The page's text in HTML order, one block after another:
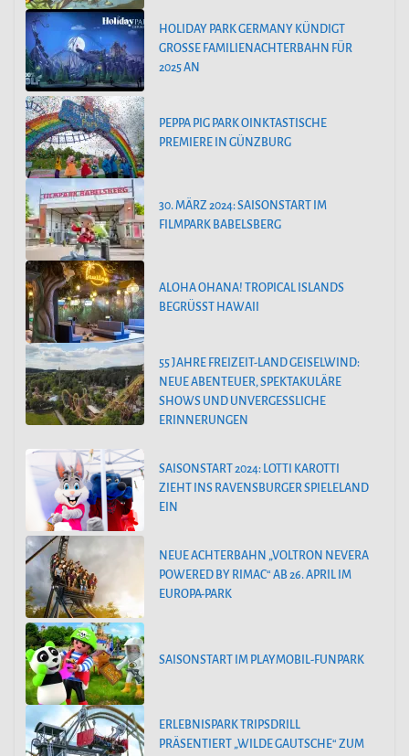
HOLIDAY PARK GERMANY KÜNDIGT
GROSSE FAMILIENACHTERBAHN FÜR 2
025 AN
PEPPA PIG PARK OINKTASTISCHE
PREMIERE IN GÜNZBURG
30. MÄRZ 2024: SAISONSTART IM
FILMPARK BABELSBERG
ALOHA OHANA! TROPICAL ISLANDS
BEGRÜSST HAWAII
55 JAHRE FREIZEIT-LAND GEISELWIND:
NEUE ABENTEUER, SPEKTAKULÄRE
SHOWS UND UNVERGESSLICHE
ERINNERUNGEN
SAISONSTART 2024: LOTTI KAROTTI
ZIEHT INS RAVENSBURGER SPIELELAND
EIN
NEUE ACHTERBAHN „VOLTRON NEVERA
POWERED BY RIMAC“ AB 26. APRIL IM
EUROPA-PARK
SAISONSTART IM PLAYMOBIL-FUNPARK
ERLEBNISPARK TRIPSDRILL
PRÄSENTIERT „WILDE GAUTSCHE“ ZUM